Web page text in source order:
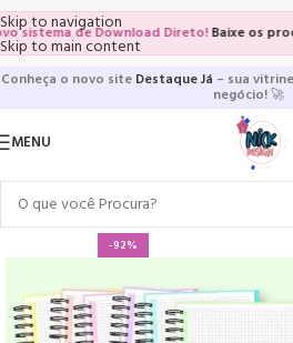
Skip to navigation
Skip to main content
de Download Direto!Baixe os
Conheça o novo site Destaque Já – sua
negócio!🚀
MENU
-92%